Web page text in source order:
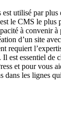
utilisé par plus
le CMS le plus
à convenir à
d’un site
requiert
est essentiel de
et pour vous
dans les lignes